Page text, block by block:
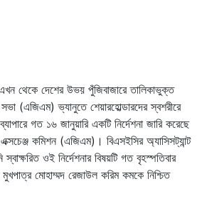
থেকে দেশের উভয় পুঁজিবাজারে তালিকাভুক্ত
সভা (এজিএম) ভ্যানুতে শেয়ারহোল্ডারদের স্বশরীরে
গত ১৬ জানুয়ারি একটি নির্দেশনা জারি করেছে
এক্সচেঞ্জ কমিশন (এজিএম)। বিএসইসির অ্যাসিসট্যান্ট
স্বাক্ষরিত ওই নির্দেশনার বিষয়টি গত বৃহস্পতিবার
মুখপাত্র মোহাম্মদ রেজাউল করিম কমকে নিশ্চিত